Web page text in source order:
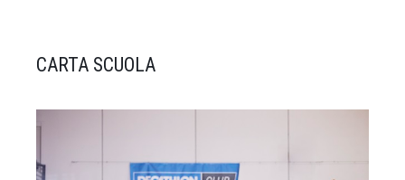
CARTA SCUOLA